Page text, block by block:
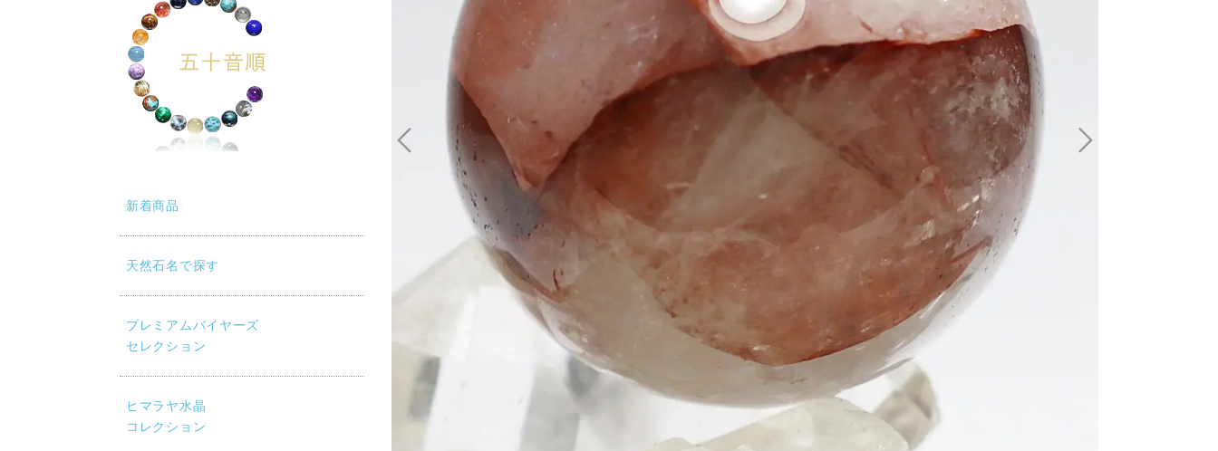
新着商品
天然石名で探す
プレミアムバイヤーズ
セレクション
ヒマラヤ水晶
コレクション
生時に画質が低い場合は、設定（⚙）から「1080p HD」